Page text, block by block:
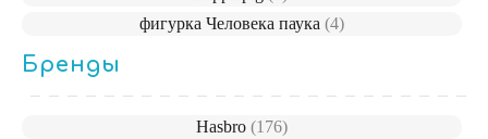
фигурка Человека паука (4)
Бренды
Hasbro (176)